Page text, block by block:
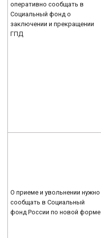
оперативно сообщать в
Социальный фонд о
заключении и прекращении
ГПД
О приеме и увольнении нужно
сообщать в Социальный
фонд России по новой форме